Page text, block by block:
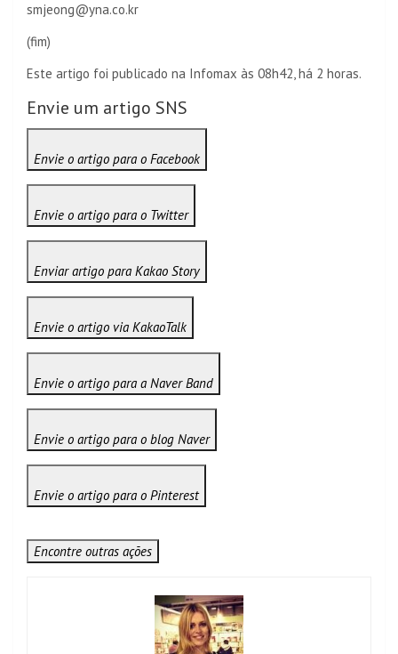
smjeong@yna.co.kr
(fim)
Este artigo foi publicado na Infomax às 08h42, há 2 horas.
Envie um artigo SNS
Envie o artigo para o Facebook
Envie o artigo para o Twitter
Enviar artigo para Kakao Story
Envie o artigo via KakaoTalk
Envie o artigo para a Naver Band
Envie o artigo para o blog Naver
Envie o artigo para o Pinterest
Encontre outras ações